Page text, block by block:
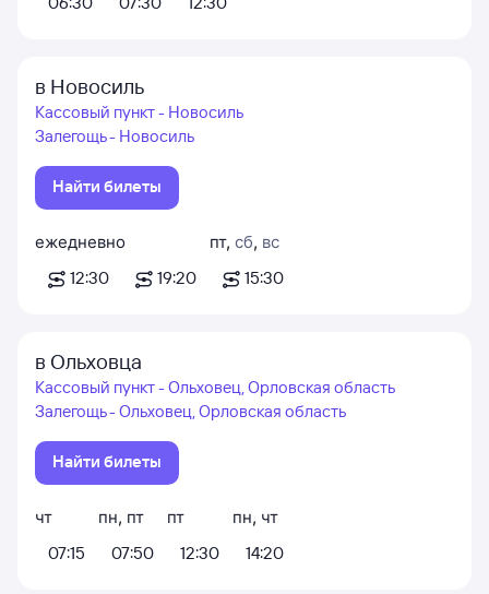
в Новосиль
Кассовый пункт - Новосиль
Залегощь - Новосиль
Найти билеты
ежедневно
12:30
19:20
пт, сб, вс
15:30
в Ольховца
Кассовый пункт - Ольховец, Орловская область
Залегощь - Ольховец, Орловская область
Найти билеты
чт
07:15
пн, пт
07:50
пт
12:30
пн, чт
14:20